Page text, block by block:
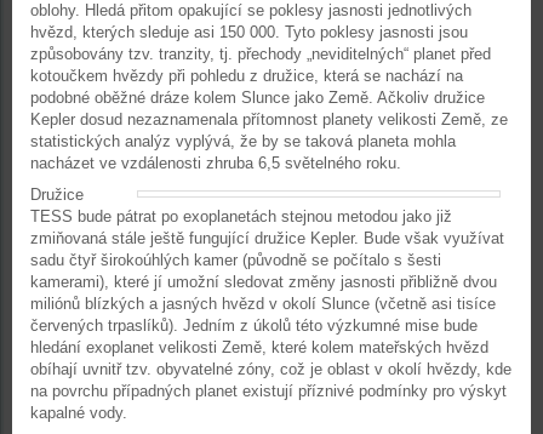
oblohy. Hledá přitom opakující se poklesy jasnosti jednotlivých
hvězd, kterých sleduje asi 150 000. Tyto poklesy jasnosti jsou
způsobovány tzv. tranzity, tj. přechody „neviditelných“ planet před
kotoučkem hvězdy při pohledu z družice, která se nachází na
podobné oběžné dráze kolem Slunce jako Země. Ačkoliv družice
Kepler dosud nezaznamenala přítomnost planety velikosti Země, ze
statistických analýz vyplývá, že by se taková planeta mohla
nacházet ve vzdálenosti zhruba 6,5 světelného roku.
Družice
TESS bude pátrat po exoplanetách stejnou metodou jako již
zmiňovaná stále ještě fungující družice Kepler. Bude však využívat
sadu čtyř širokoúhlých kamer (původně se počítalo s šesti
kamerami), které jí umožní sledovat změny jasnosti přibližně dvou
miliónů blízkých a jasných hvězd v okolí Slunce (včetně asi tisíce
červených trpaslíků). Jedním z úkolů této výzkumné mise bude
hledání exoplanet velikosti Země, které kolem mateřských hvězd
obíhají uvnitř tzv. obyvatelné zóny, což je oblast v okolí hvězdy, kde
na povrchu případných planet existují příznivé podmínky pro výskyt
kapalné vody.